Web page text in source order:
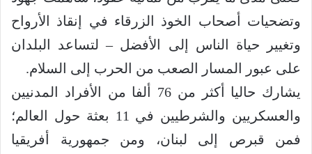
وتضحيات أصحاب الخوذ الزرقاء في إنقاذ الأرواح
وتغيير حياة الناس إلى الأفضل – لتساعد البلدان
على عبور المسار الصعب من الحرب إلى السلام.
يشارك حاليا أكثر من 76 ألفا من الأفراد المدنيين
والعسكريين والشرطيين في 11 بعثة حول العالم؛
فمن قبرص إلى لبنان، ومن جمهورية أفريقيا